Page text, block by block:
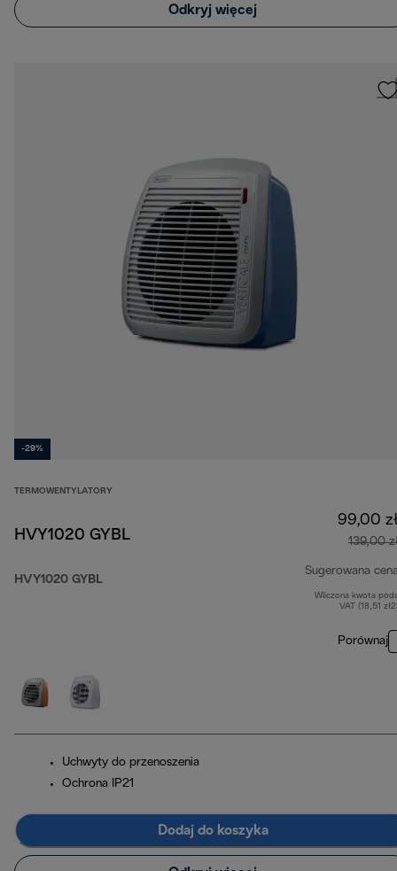
Odkryj więcej
-29%
TERMOWENTYLATORY
HVY1020 GYBL
HVY1020 GYBL
99,00
139,00
Sugerowana
Wliczona kwota
VAT (18,51
Porównaj
Uchwyty do przenoszenia
Ochrona IP21
Dodaj do koszyka